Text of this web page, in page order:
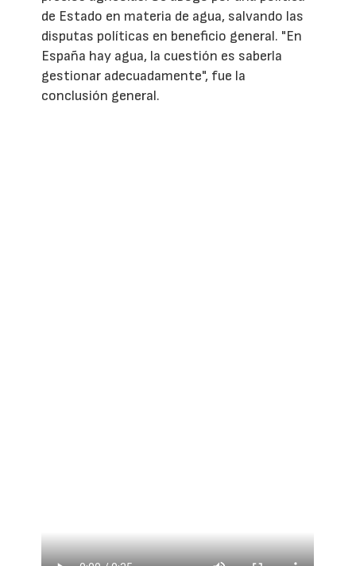
de Estado en materia de agua, salvando las
disputas políticas en beneficio general. "En
España hay agua, la cuestión es saberla
gestionar adecuadamente", fue la
conclusión general.